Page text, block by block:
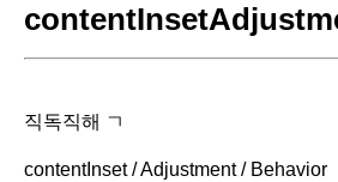
직독직해 ㄱ
contentInset / Adjustment / Behavior